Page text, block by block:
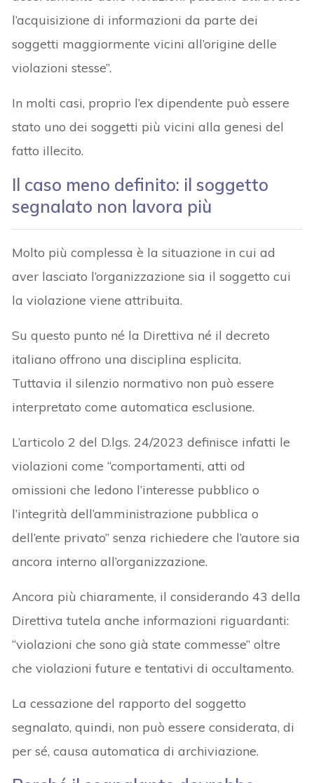
l’acquisizione di informazioni da parte dei
soggetti maggiormente vicini all’origine delle
violazioni stesse”.
In molti casi, proprio l’ex dipendente può essere
stato uno dei soggetti più vicini alla genesi del
fatto illecito.
Il caso meno definito: il soggetto
segnalato non lavora più
Molto più complessa è la situazione in cui ad
aver lasciato l’organizzazione sia il soggetto cui
la violazione viene attribuita.
Su questo punto né la Direttiva né il decreto
italiano offrono una disciplina esplicita.
Tuttavia il silenzio normativo non può essere
interpretato come automatica esclusione.
L’articolo 2 del D.lgs. 24/2023 definisce infatti le
violazioni come “comportamenti, atti od
omissioni che ledono l’interesse pubblico o
l’integrità dell’amministrazione pubblica o
dell’ente privato” senza richiedere che l’autore sia
ancora interno all’organizzazione.
Ancora più chiaramente, il considerando 43 della
Direttiva tutela anche informazioni riguardanti:
“violazioni che sono già state commesse” oltre
che violazioni future e tentativi di occultamento.
La cessazione del rapporto del soggetto
segnalato, quindi, non può essere considerata, di
per sé, causa automatica di archiviazione.